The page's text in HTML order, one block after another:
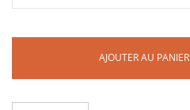
AJOUTER AU PANIER